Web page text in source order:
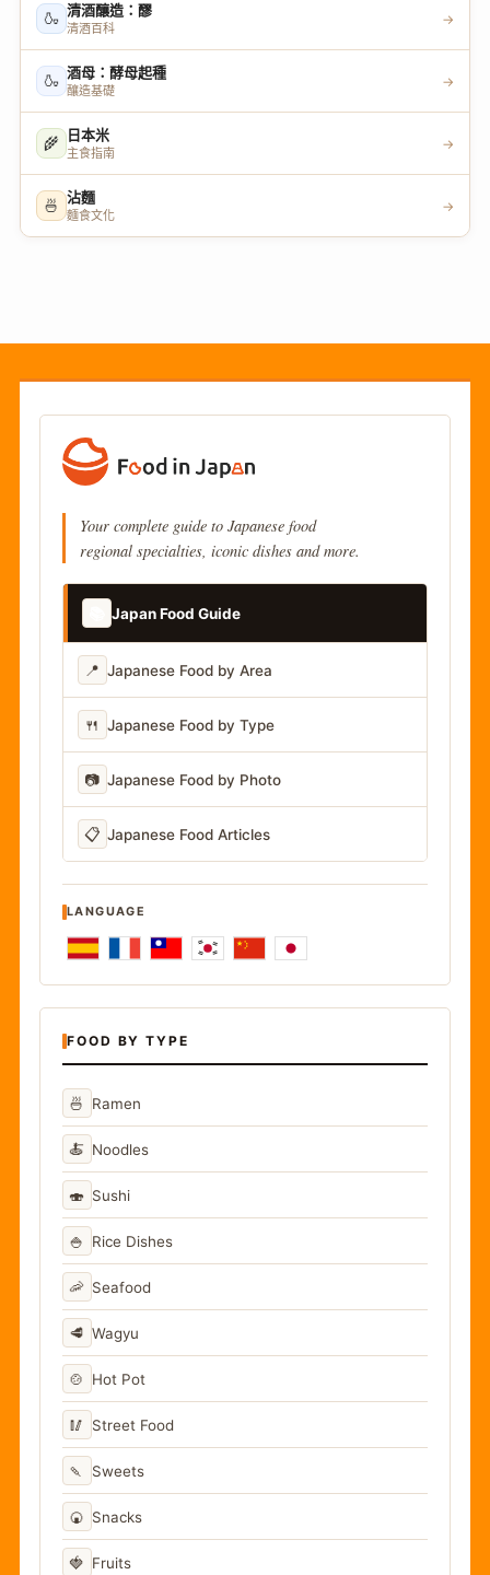
🍶 清酒釀造：醪
清酒百科
→
🍶 酒母：酵母起種
釀造基礎
→
🌾 日本米
主食指南
→
🍜 沾麵
麵食文化
→
Your complete guide to Japanese food
regional specialties, iconic dishes and more.
Japan Food Guide
📍 Japanese Food by Area
🍴 Japanese Food by Type
📷 Japanese Food by Photo
📋 Japanese Food Articles
LANGUAGE
FOOD BY TYPE
🍜 Ramen
🍝 Noodles
🍣 Sushi
🍚 Rice Dishes
🦐 Seafood
🥩 Wagyu
🍲 Hot Pot
🥢 Street Food
🍡 Sweets
🍘 Snacks
🍓 Fruits